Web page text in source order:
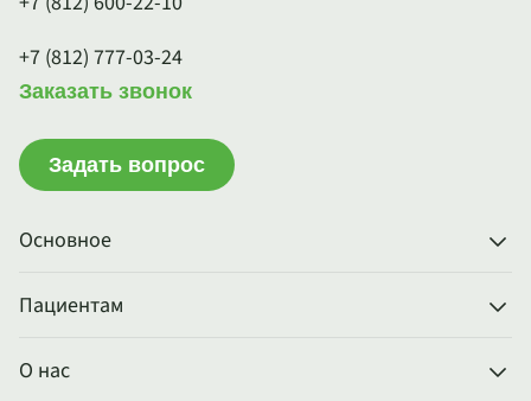
Основное
Пациентам
О нас
+7 (812) 777-03-24
Заказать звонок
Задать вопрос